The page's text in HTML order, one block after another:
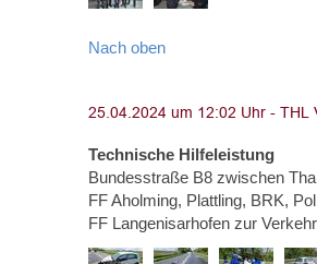
Nach oben
Technische Hilfeleistung
Bundesstraße B8 zwischen
FF Aholming, Plattling, BRK,
FF Langenisarhofen zur